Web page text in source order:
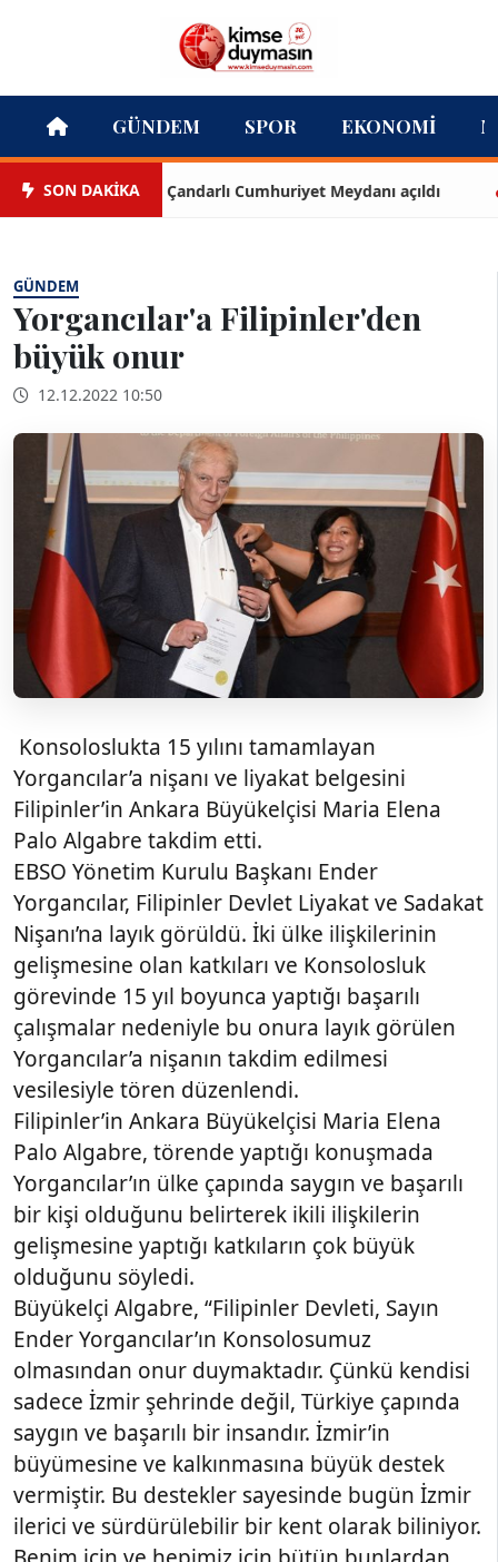
GÜNDEM SPOR EKONOMI
SON DAKİKAÇandarlı Cumhuriyet Meydanı açıldı
GÜNDEM
Yorgancılar'a Filipinler'den
büyük onur
12.12.2022 10:50
Konsoloslukta 15 yılını tamamlayan
Yorgancılar’a nişanı ve liyakat belgesini
Filipinler’in Ankara Büyükelçisi Maria Elena
Palo Algabre takdim etti.
EBSO Yönetim Kurulu Başkanı Ender
Yorgancılar, Filipinler Devlet Liyakat ve Sadakat
Nişanı’na layık görüldü. İki ülke ilişkilerinin
gelişmesine olan katkıları ve Konsolosluk
görevinde 15 yıl boyunca yaptığı başarılı
çalışmalar nedeniyle bu onura layık görülen
Yorgancılar’a nişanın takdim edilmesi
vesilesiyle tören düzenlendi.
Filipinler’in Ankara Büyükelçisi Maria Elena
Palo Algabre, törende yaptığı konuşmada
Yorgancılar’ın ülke çapında saygın ve başarılı
bir kişi olduğunu belirterek ikili ilişkilerin
gelişmesine yaptığı katkıların çok büyük
olduğunu söyledi.
Büyükelçi Algabre, “Filipinler Devleti, Sayın
Ender Yorgancılar’ın Konsolosumuz
olmasından onur duymaktadır. Çünkü kendisi
sadece İzmir şehrinde değil, Türkiye çapında
saygın ve başarılı bir insandır. İzmir’in
büyümesine ve kalkınmasına büyük destek
vermiştir. Bu destekler sayesinde bugün İzmir
ilerici ve sürdürülebilir bir kent olarak biliniyor.